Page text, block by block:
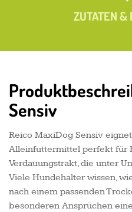
ZUTATEN &
Sensiv
Reico MaxiDog Sensiv
Alleinfuttermittel perfekt für
Verdauungstrakt, die unter
Viele Hundehalter wissen,
nach einem passenden
besonderen Ansprüchen